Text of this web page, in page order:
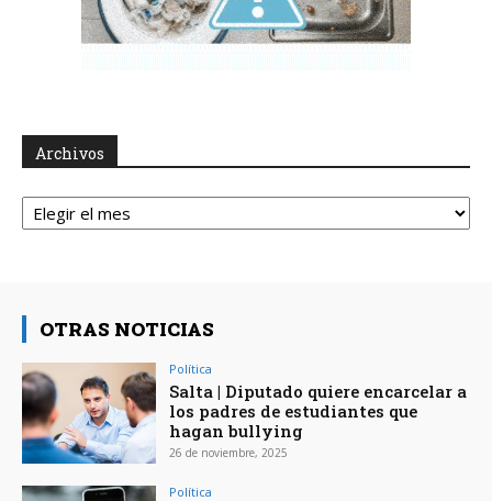
Archivos
Archivos
OTRAS NOTICIAS
Política
Salta | Diputado quiere encarcelar a
los padres de estudiantes que
hagan bullying
26 de noviembre, 2025
Política